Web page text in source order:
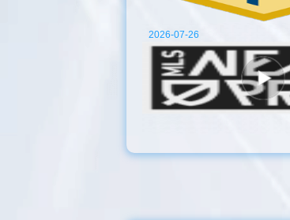
2026-07-26